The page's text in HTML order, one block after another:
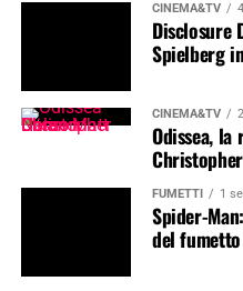
CINEMA&TV
Disclosure
Spielberg
CINEMA&TV
Odissea, la
FUMETTI 1
Spider-
del